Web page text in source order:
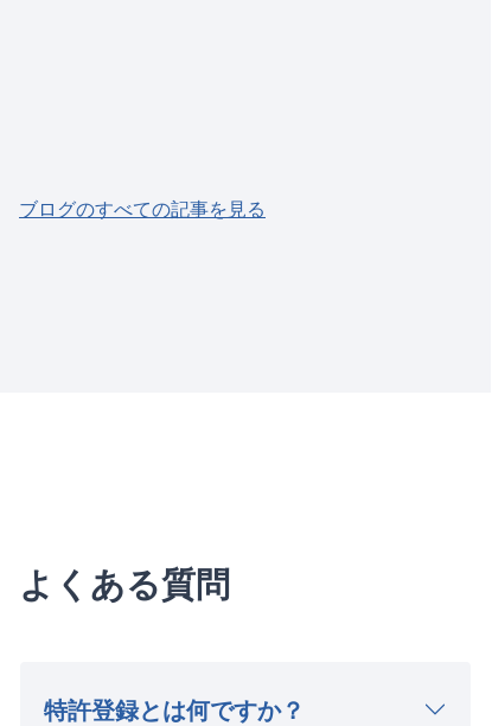
ブログのすべての記事を見る
よくある質問
特許登録とは何ですか？